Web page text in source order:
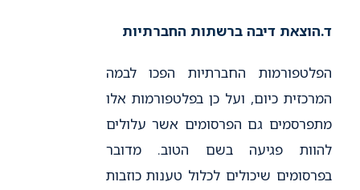
ד.הוצאת דיבה ברשתות החברתיות
הפלטפורמות החברתיות הפכו לבמה
המרכזית כיום, ועל כן בפלטפורמות אלו
מתפרסמים גם הפרסומים אשר עלולים
להוות פגיעה בשם הטוב. מדובר
בפרסומים שיכולים לכלול טענות כוזבות